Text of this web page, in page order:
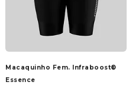
Macaquinho Fem. Infraboost®
Essence